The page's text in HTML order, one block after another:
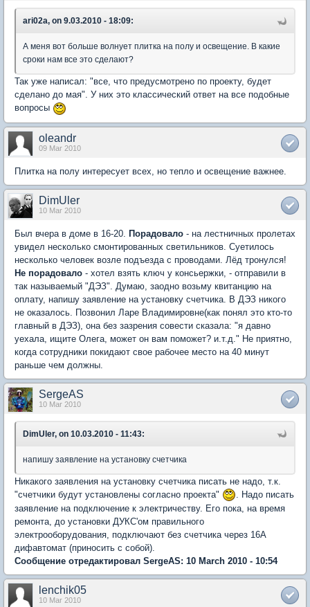
ari02a, on 9.03.2010 - 18:09:
А меня вот больше волнует плитка на полу и освещение. В какие
сроки нам все это сделают?
Так уже написал: "все, что предусмотрено по проекту, будет
сделано до мая". У них это классический ответ на все подобные
вопросы
oleandr
09 Mar 2010
Плитка на полу интересует всех, но тепло и освещение важнее.
DimUler
10 Mar 2010
Был вчера в доме в 16-20. Порадовало - на лестничных пролетах
увидел несколько смонтированных светильников. Суетилось
несколько человек возле подъезда с проводами. Лёд тронулся!
Не порадовало - хотел взять ключ у консьержки, - отправили в
так называемый "ДЭЗ". Думаю, заодно возьму квитанцию на
оплату, напишу заявление на установку счетчика. В ДЭЗ никого
не оказалось. Позвонил Ларе Владимировне(как понял это кто-то
главный в ДЭЗ), она без зазрения совести сказала: "я давно
уехала, ищите Олега, может он вам поможет? и.т.д." Не приятно,
когда сотрудники покидают свое рабочее место на 40 минут
раньше чем должны.
SergeAS
10 Mar 2010
DimUler, on 10.03.2010 - 11:43:
напишу заявление на установку счетчика
Никакого заявления на установку счетчика писать не надо, т.к.
"счетчики будут установлены согласно проекта"
. Надо писать
заявление на подключение к электричеству. Его пока, на время
ремонта, до установки ДУКС'ом правильного
электрооборудования, подключают без счетчика через 16А
дифавтомат (приносить с собой).
Сообщение отредактировал SergeAS: 10 March 2010 - 10:54
lenchik05
10 Mar 2010